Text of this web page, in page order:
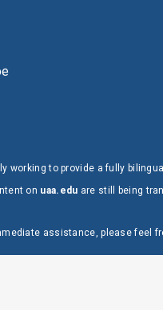
working to provide a fully
on uaa.edu are still being
assistance, please feel